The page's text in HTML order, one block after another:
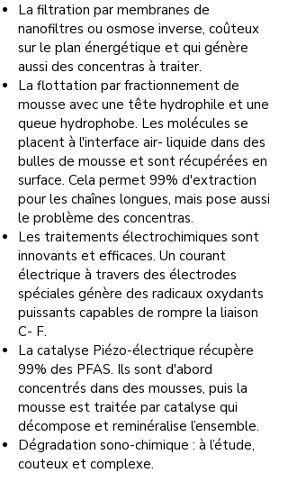
La filtration par membranes de
nanofiltres ou osmose inverse, coûteux
sur le plan énergétique et qui génère
aussi des concentras à traiter.
La flottation par fractionnement de
mousse avec une tête hydrophile et une
queue hydrophobe. Les molécules se
placent à l'interface air- liquide dans des
bulles de mousse et sont récupérées en
surface. Cela permet 99% d'extraction
pour les chaînes longues, mais pose aussi
le problème des concentras.
Les traitements électrochimiques sont
innovants et efficaces. Un courant
électrique à travers des électrodes
spéciales génère des radicaux oxydants
puissants capables de rompre la liaison
C- F.
La catalyse Piézo-électrique récupère
99% des PFAS. Ils sont d'abord
concentrés dans des mousses, puis la
mousse est traitée par catalyse qui
décompose et reminéralise l’ensemble.
Dégradation sono-chimique : à l’étude,
couteux et complexe.